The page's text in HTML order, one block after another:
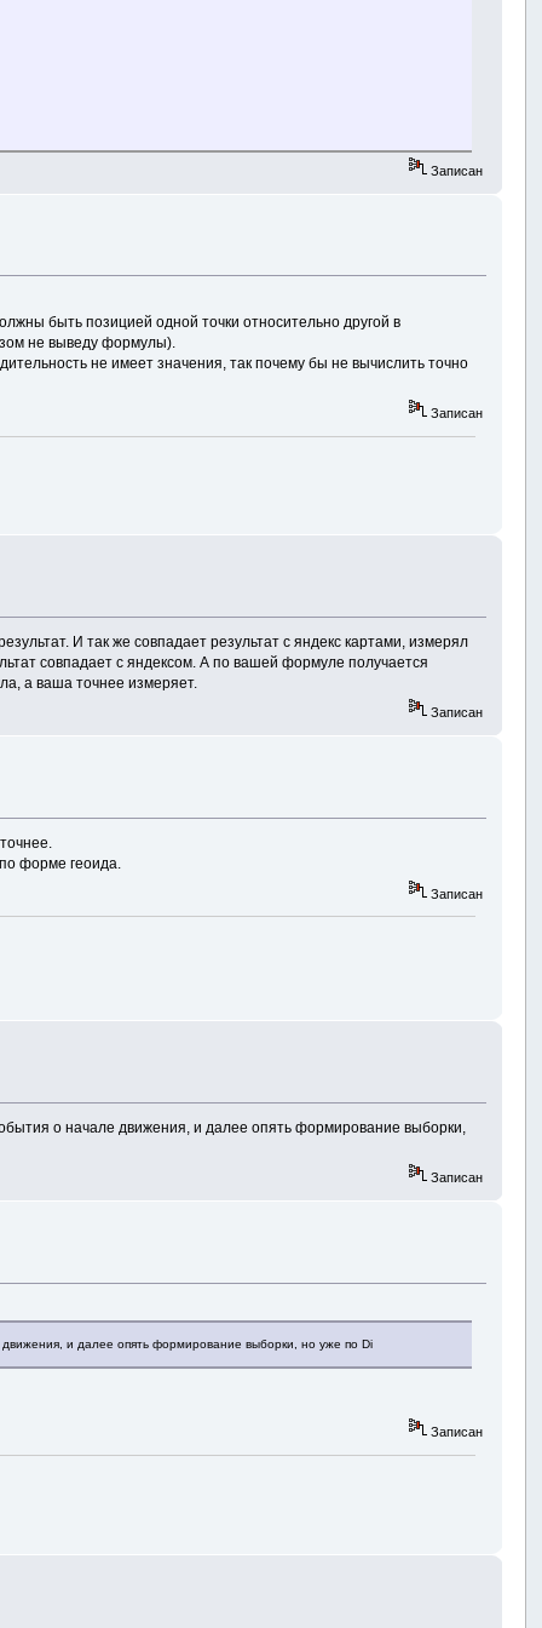
Записан
быть позицией одной точки относительно другой в
не выведу формулы).
не имеет значения, так почему бы не вычислить точно
Записан
И так же совпадает результат с яндекс картами, измерял
совпадает с яндексом. А по вашей формуле получается
а ваша точнее измеряет.
Записан
форме геоида.
Записан
о начале движения, и далее опять формирование выборки,
Записан
и далее опять формирование выборки, но уже по Di
Записан